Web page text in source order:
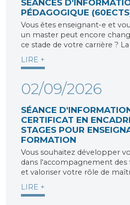
SÉANCES
PÉDAGOGIQUE
Vous êtes enseignant-e et
un master peut encore
ce stade de votre carrière ?
LIRE +
02/09/2026
SÉANCE
CERTIFICAT EN
STAGES POUR
FORMATION
Vous souhaitez développer
dans l'accompagnement des
et valoriser votre rôle de
LIRE +